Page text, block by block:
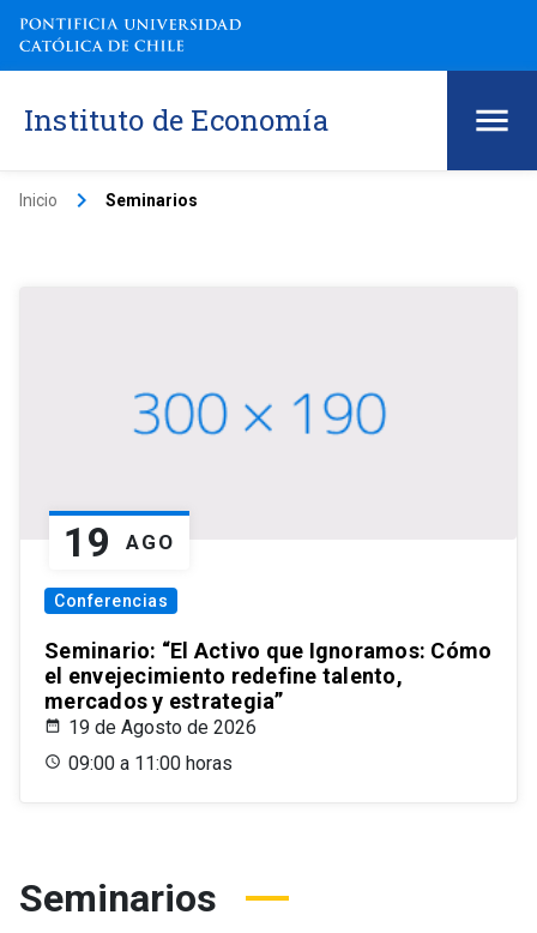
Instituto de Economía
Inicio keyboard_arrow_right Seminarios
19 AGO
Conferencias
Seminario: “El Activo que Ignoramos: Cómo
el envejecimiento redefine talento,
mercados y estrategia”
19 de Agosto de 2026
09:00 a 11:00 horas
Seminarios